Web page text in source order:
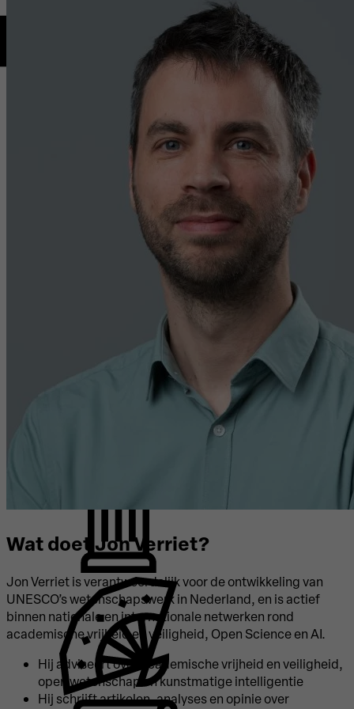
Creative
Learning
Instituten
Wat doet Jon Verriet?
Jon Verriet is verantwoordelijk voor de ontwikkeling van
UNESCO’s wetenschapswerk in Nederland, en is actief
binnen nationale en internationale netwerken rond
academische vrijheid en veiligheid, Open Science en AI.
Hij adviseert over academische vrijheid en veiligheid,
open wetenschap en kunstmatige intelligentie
Hij schrijft artikelen, analyses en opinie over